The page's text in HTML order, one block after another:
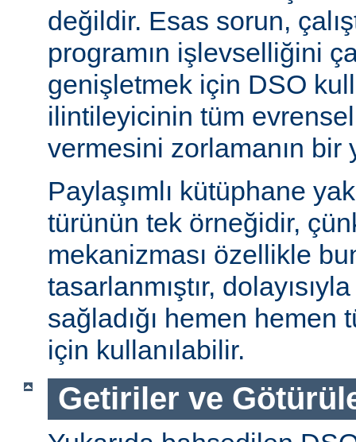
değildir. Esas sorun,
programın işlevselliğini
genişletmek için DSO
ilintileyicinin tüm
vermesini zorlamanın bir
Paylaşımlı kütüphane
türünün tek örneğidir,
mekanizması özellikle
tasarlanmıştır,
sağladığı hemen hemen
için kullanılabilir.
Getiriler ve